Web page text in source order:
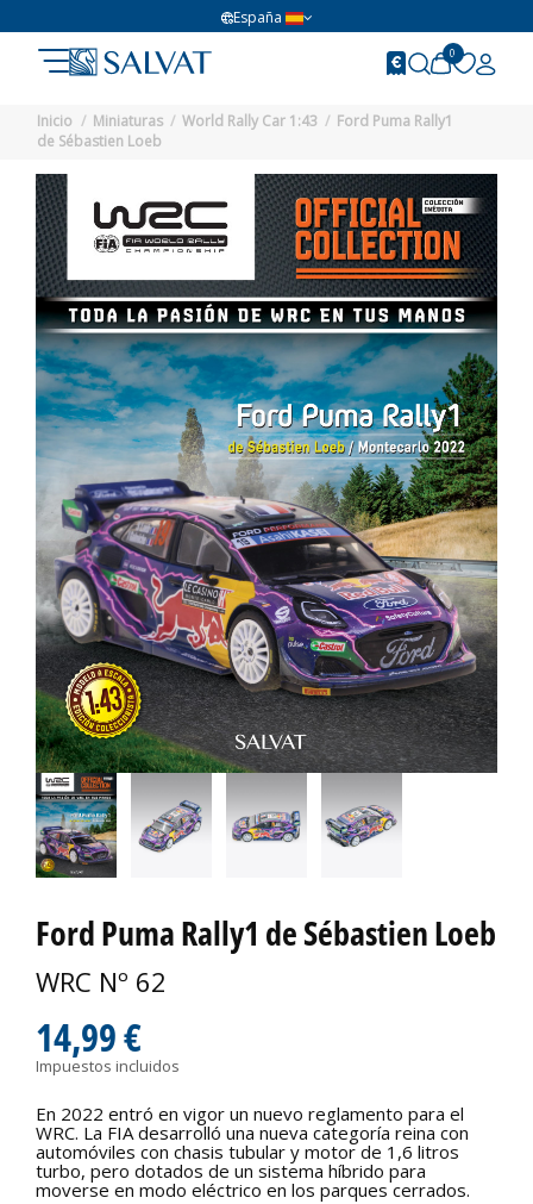
España
0
Inicio Miniaturas World Rally Car 1:43
Ford Puma Rally1
de Sébastien Loeb
Ford Puma Rally1 de Sébastien Loeb
WRC Nº 62
14,99 €
Impuestos incluidos
En 2022 entró en vigor un nuevo reglamento para el
WRC. La FIA desarrolló una nueva categoría reina con
automóviles con chasis tubular y motor de 1,6 litros
turbo, pero dotados de un sistema híbrido para
moverse en modo eléctrico en los parques cerrados.